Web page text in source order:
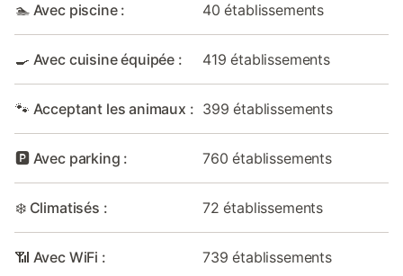
🏊 Avec piscine : 40 établissements
🍳 Avec cuisine équipée : 419 établissements
🐾 Acceptant les animaux : 399 établissements
🅿️ Avec parking : 760 établissements
❄️ Climatisés : 72 établissements
📶 Avec WiFi : 739 établissements